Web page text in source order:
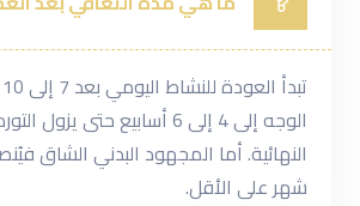
الوجه إلى 4 إلى 6 أسابيع حتى
النهائية. أما المجهود البدني الشاق
شهر على الأقل.